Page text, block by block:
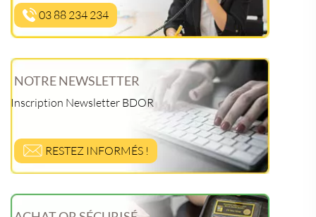
03 88 234 234
NOTRE NEWSLETTER
Inscription Newsletter BDOR
RESTEZ INFORMÉS !